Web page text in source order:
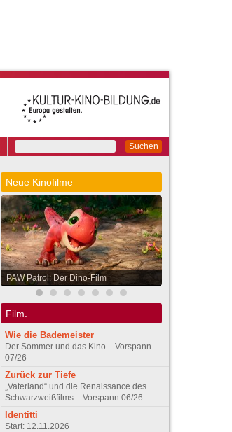
Suchen
Neue Kinofilme
PAW Patrol: Der Dino-Film
Film.
Wie die Bademeister
Der Sommer und das Kino – Vorspann
07/26
Zurück zur Tiefe
„Vaterland“ und die Renaissance des
Schwarzweißfilms – Vorspann 06/26
Identitti
Start: 12.11.2026